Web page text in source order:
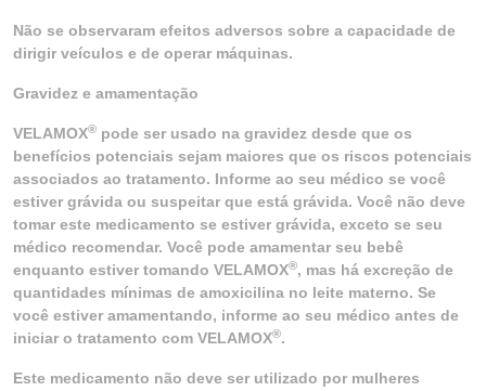
Não se observaram efeitos adversos sobre a capacidade de
dirigir veículos e de operar máquinas.
Gravidez e amamentação
VELAMOX® pode ser usado na gravidez desde que os
benefícios potenciais sejam maiores que os riscos potenciais
associados ao tratamento. Informe ao seu médico se você
estiver grávida ou suspeitar que está grávida. Você não deve
tomar este medicamento se estiver grávida, exceto se seu
médico recomendar. Você pode amamentar seu bebê
enquanto estiver tomando VELAMOX®, mas há excreção de
quantidades mínimas de amoxicilina no leite materno. Se
você estiver amamentando, informe ao seu médico antes de
iniciar o tratamento com VELAMOX®.
Este medicamento não deve ser utilizado por mulheres